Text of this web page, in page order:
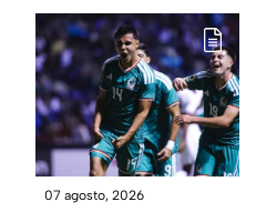
07 agosto, 2026